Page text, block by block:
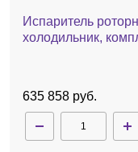
Испаритель
холодильник,
635 858 руб.